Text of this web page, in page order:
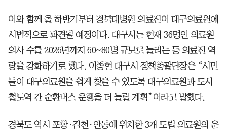
이와 함께 올 하반기부터 경북대병원 의료진이 대구의료원에
시범적으로 파견될 예정이다. 대구시는 현재 36명인 의료원
의사 수를 2026년까지 60~80명 규모로 늘리는 등 의료진 역
량을 강화하기로 했다. 이종헌 대구시 정책총괄단장은 “시민
들이 대구의료원을 쉽게 찾을 수 있도록 대구의료원과 도시
철도역 간 순환버스 운행을 더 늘릴 계획”이라고 말했다.
경북도 역시 포항·김천·안동에 위치한 3개 도립 의료원의 운